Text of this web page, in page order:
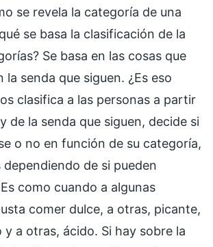
se revela la categoría de una
se basa la clasificación de la
Se basa en las cosas que
la senda que siguen. ¿Es eso
clasifica a las personas a partir
de la senda que siguen, decide si
o no en función de su categoría,
dependiendo de si pueden
como cuando a algunas
comer dulce, a otras, picante,
y a otras, ácido. Si hay sobre la